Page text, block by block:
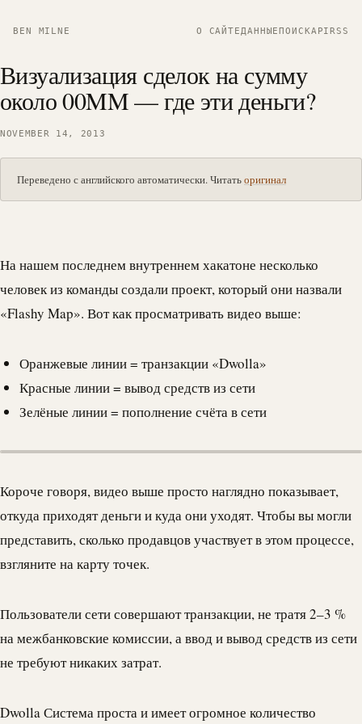
BEN MILNE О САЙТЕ ДАННЫЕПОИСКAPIRSS
Визуализация сделок на сумму
около 00MM — где эти деньги?
NOVEMBER 14, 2013
Переведено с английского автоматически. Читатьоригинал
На нашем последнем внутреннем хакатоне несколько
человек из команды создали проект, который они назвали
«Flashy Map». Вот как просматривать видео выше:
Оранжевые линии = транзакции «Dwolla»
Красные линии = вывод средств из сети
Зелёные линии = пополнение счёта в сети
Короче говоря, видео выше просто наглядно показывает,
откуда приходят деньги и куда они уходят. Чтобы вы могли
представить, сколько продавцов участвует в этом процессе,
взгляните на карту точек.
Пользователи сети совершают транзакции, не тратя 2–3 %
на межбанковские комиссии, а ввод и вывод средств из сети
не требуют никаких затрат.
DwollaСистема проста и имеет огромное количество